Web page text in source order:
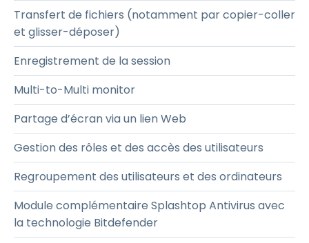
Transfert de fichiers (notamment par copier-coller
et glisser-déposer)
Enregistrement de la session
Multi-to-Multi monitor
Partage d’écran via un lien Web
Gestion des rôles et des accès des utilisateurs
Regroupement des utilisateurs et des ordinateurs
Module complémentaire Splashtop Antivirus avec
la technologie Bitdefender